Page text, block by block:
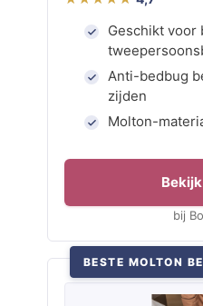
Geschikt voor
Anti-bedbug
zijden
Molton-
bij
BESTE MOLTON